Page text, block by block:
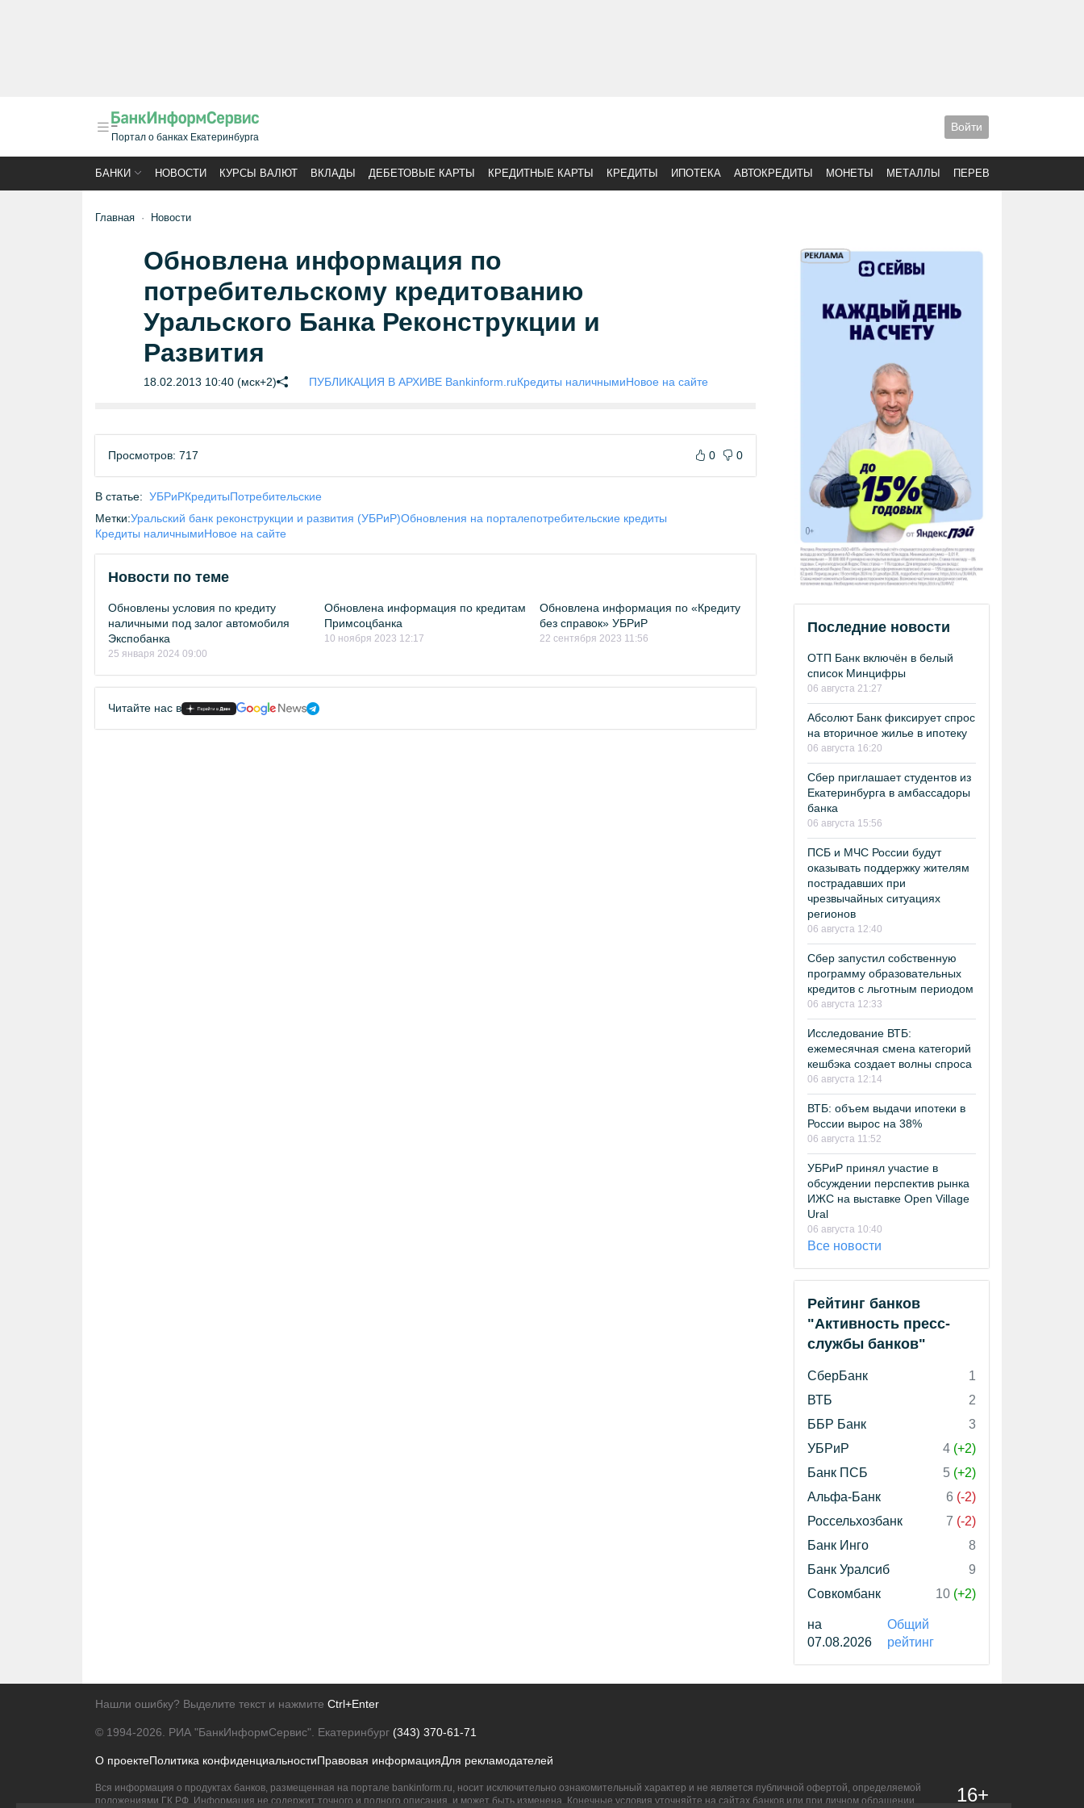
Портал о банках Екатеринбурга
Войти
БАНКИ НОВОСТИ КУРСЫ ВАЛЮТ ВКЛАДЫ ДЕБЕТОВЫЕ КАРТЫ КРЕДИТНЫЕ КАРТЫ КРЕДИТЫ ИПОТЕКА АВТОКРЕДИТЫ МОНЕТЫ МЕТАЛЛЫ ПЕРЕВОДЫ
Главная Новости
Обновлена информация по
потребительскому кредитованию
Уральского Банка Реконструкции и
Развития
18.02.2013 10:40 (мск+2) ПУБЛИКАЦИЯ В АРХИВЕ Bankinform.ruКредиты наличнымиНовое на сайте
Просмотров: 717 0 0
В статье: УБРиРКредитыПотребительские
Метки:Уральский банк реконструкции и развития (УБРиР)Обновления на порталепотребительские кредиты
Кредиты наличнымиНовое на сайте
Новости по теме
Обновлены условия по кредиту
наличными под залог автомобиля
Экспобанка
25 января 2024 09:00
Обновлена информация по кредитам
Примсоцбанка
10 ноября 2023 12:17
Обновлена информация по «Кредиту
без справок» УБРиР
22 сентября 2023 11:56
Читайте нас в
Последние новости
ОТП Банк включён в белый
список Минцифры
06 августа 21:27
Абсолют Банк фиксирует спрос
на вторичное жилье в ипотеку
06 августа 16:20
Сбер приглашает студентов из
Екатеринбурга в амбассадоры
банка
06 августа 15:56
ПСБ и МЧС России будут
оказывать поддержку жителям
пострадавших при
чрезвычайных ситуациях
регионов
06 августа 12:40
Сбер запустил собственную
программу образовательных
кредитов с льготным периодом
06 августа 12:33
Исследование ВТБ:
ежемесячная смена категорий
кешбэка создает волны спроса
06 августа 12:14
ВТБ: объем выдачи ипотеки в
России вырос на 38%
06 августа 11:52
УБРиР принял участие в
обсуждении перспектив рынка
ИЖС на выставке Open Village
Ural
06 августа 10:40
Все новости
Рейтинг банков
"Активность пресс-
службы банков"
СберБанк
1
ВТБ
2
ББР Банк
3
УБРиР
4 (+2)
Банк ПСБ
5 (+2)
Альфа-Банк
6 (-2)
Россельхозбанк
7 (-2)
Банк Инго
8
Банк Уралсиб
9
Совкомбанк
10 (+2)
на
07.08.2026
Общий
рейтинг
Нашли ошибку? Выделите текст и нажмите Ctrl+Enter
© 1994-2026. РИА "БанкИнформСервис". Екатеринбург (343) 370-61-71
О проектеПолитика конфиденциальностиПравовая информацияДля рекламодателей
Вся информация о продуктах банков, размещенная на портале bankinform.ru, носит исключительно ознакомительный характер и не является публичной офертой, определяемой
положениями ГК РФ. Информация не содержит точного и полного описания, и может быть изменена. Конечные условия уточняйте на сайтах банков или при личном обращении.
16+